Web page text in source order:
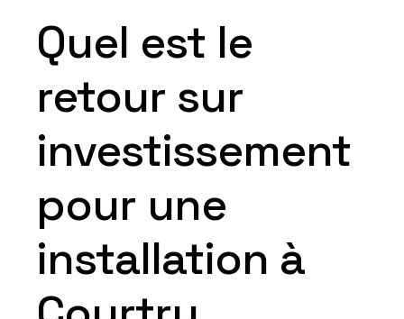
Quel est le
retour sur
investissement
pour une
installation à